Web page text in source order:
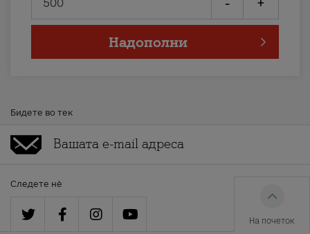
Надополни
Бидете во тек
Следете нè
На почеток